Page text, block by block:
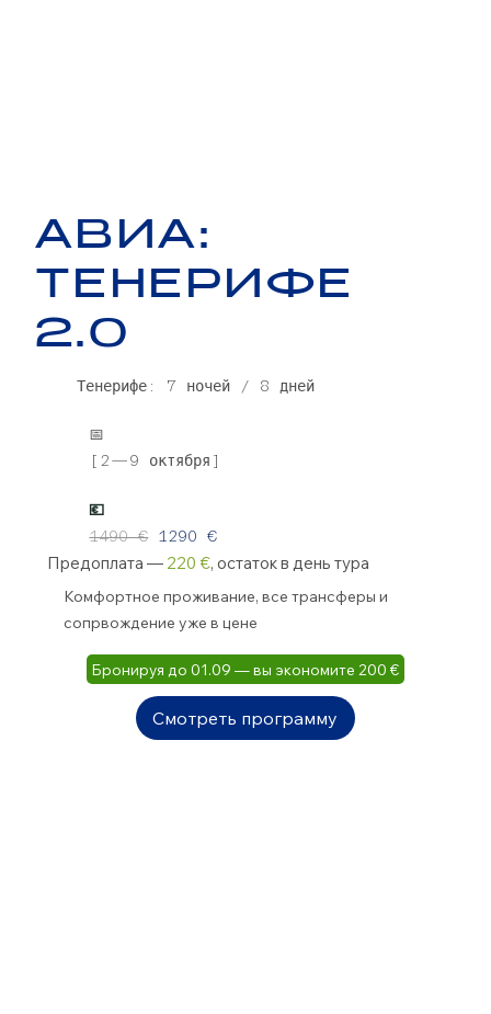
АВИА:
ТЕНЕРИФЕ
2.0
Тенерифе: 7 ночей / 8 дней
📅
[2—9 октября]
💶
1490 €
1290 €
Предоплата — 220 €, остаток в день тура
Комфортное проживание, все трансферы и
сопрвождение уже в цене
Бронируя до 01.09 — вы экономите 200 €
Смотреть программу